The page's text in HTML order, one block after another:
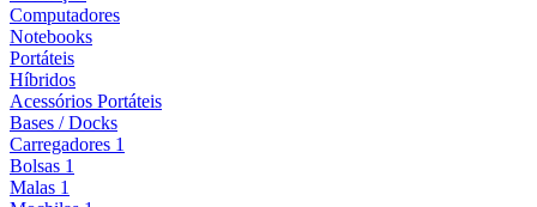
Computadores
Notebooks
Portáteis
Híbridos
Acessórios Portáteis
Bases / Docks
Carregadores 1
Bolsas 1
Malas 1